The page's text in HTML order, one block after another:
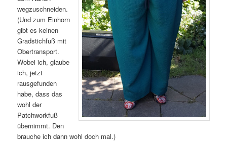
wegzuschneiden.
(Und zum Einhorn
gibt es keinen
Gradstichfuß mit
Obertransport.
Wobei ich, glaube
ich, jetzt
rausgefunden
habe, dass das
wohl der
Patchworkfuß
übernimmt. Den
brauche ich dann wohl doch mal.)